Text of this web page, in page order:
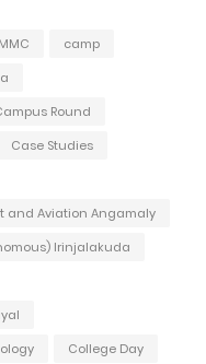
camp
Round
Case Studies
and Aviation Angamaly
Irinjalakuda
College Day